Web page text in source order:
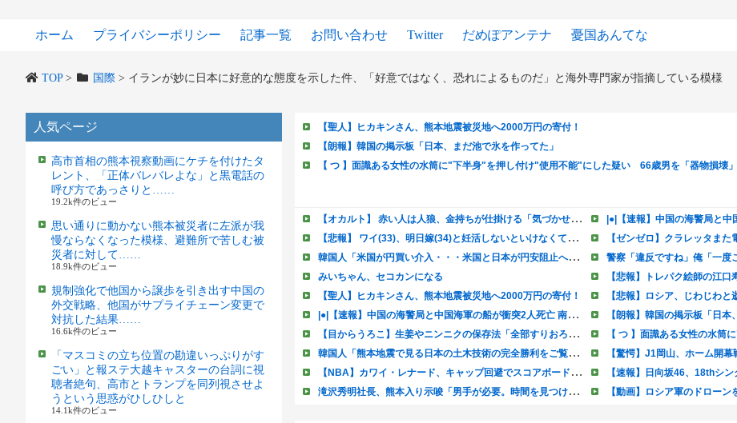
ホーム プライバシーポリシー 記事一覧 お問い合わせ Twitter だめぽアンテナ 憂国あんてな
TOP> 国際 > イランが妙に日本に好意的な態度を示した件、「好意ではなく、恐れによるものだ」と海外専門家が指摘している模様
人気ページ
高市首相の熊本視察動画にケチを付けたタ
レント、「正体バレバレよな」と黒電話の
呼び方であっさりと……
19.2k件のビュー
思い通りに動かない熊本被災者に左派が我
慢ならなくなった模様、避難所で苦しむ被
災者に対して……
18.9k件のビュー
規制強化で他国から譲歩を引き出す中国の
外交戦略、他国がサプライチェーン変更で
対抗した結果……
16.6k件のビュー
「マスコミの立ち位置の勘違いっぷりがす
ごい」と報ステ大越キャスターの台詞に視
聴者絶句、高市とトランプを同列視させよ
うという思惑がひしひしと
14.1k件のビュー